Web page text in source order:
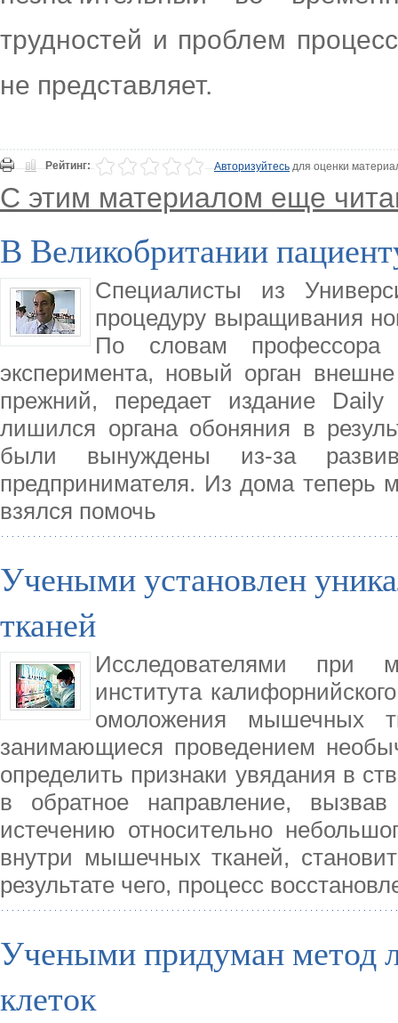
трудностей и проблем
не представляет.
Рейтинг: Авторизуйтесьдля оценки
С этим материалом еще
В Великобритании
Специалисты из
процедуру выращивания
По словам профессора
эксперимента, новый орган
прежний, передает издание
лишился органа обоняния в
были вынуждены из-за
предпринимателя. Из дома теперь
взялся помочь
Учеными установлен
тканей
Исследователями при
института
омоложения мышечных
занимающиеся проведением
определить признаки увядания в
в обратное направление,
истечению относительно
внутри мышечных тканей,
результате чего, процесс
Учеными придуман метод
клеток